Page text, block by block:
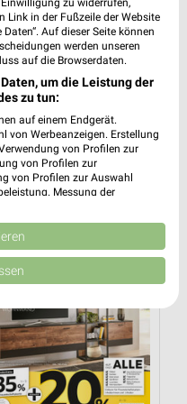
ab 01.08.
morgen gültig
zu widerrufen,
Link in der Fußzeile der Website
Auf dieser Seite können
werden unseren
auf die Browserdaten.
um die Leistung der
zu tun:
auf einem Endgerät.
von Werbeanzeigen. Erstellung
von Profilen zur
von Profilen zur
von Profilen zur Auswahl
Messung der
Quellen. Entwicklung und
Daten zur Auswahl
Union weitergegeben und in die